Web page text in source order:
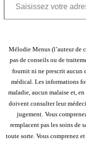
Mélodie Menus (l’auteur de
pas de conseils ou de
fournit ni ne prescrit aucun
médical. Les informations
maladie, aucun malaise et,
doivent consulter leur
jugement. Vous
remplacent pas les soins de
toute sorte. Vous comprenez